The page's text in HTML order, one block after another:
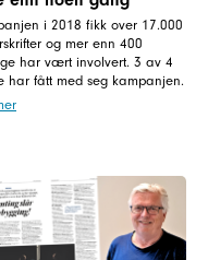
i 2018 fikk over 17.000
og mer enn 400
har vært involvert. 3 av 4
har fått med seg kampanjen.